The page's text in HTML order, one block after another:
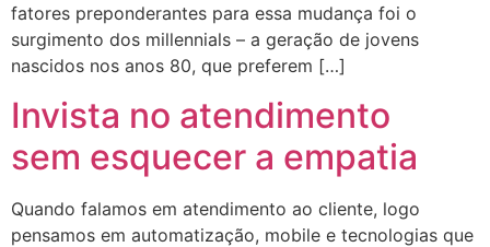
fatores preponderantes para essa mudança foi o
surgimento dos millennials – a geração de jovens
nascidos nos anos 80, que preferem […]
Invista no atendimento
sem esquecer a empatia
Quando falamos em atendimento ao cliente, logo
pensamos em automatização, mobile e tecnologias que